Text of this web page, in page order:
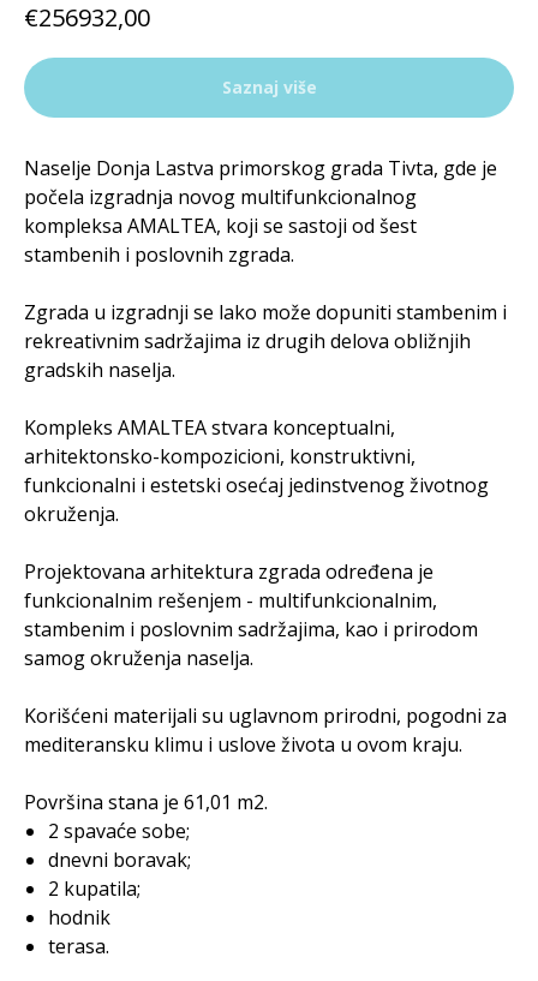
€256932,00
Saznaj više
Naselje Donja Lastva primorskog grada Tivta, gde je
počela izgradnja novog multifunkcionalnog
kompleksa AMALTEA, koji se sastoji od šest
stambenih i poslovnih zgrada.
Zgrada u izgradnji se lako može dopuniti stambenim i
rekreativnim sadržajima iz drugih delova obližnjih
gradskih naselja.
Kompleks AMALTEA stvara konceptualni,
arhitektonsko-kompozicioni, konstruktivni,
funkcionalni i estetski osećaj jedinstvenog životnog
okruženja.
Projektovana arhitektura zgrada određena je
funkcionalnim rešenjem - multifunkcionalnim,
stambenim i poslovnim sadržajima, kao i prirodom
samog okruženja naselja.
Korišćeni materijali su uglavnom prirodni, pogodni za
mediteransku klimu i uslove života u ovom kraju.
Površina stana je 61,01 m2.
2 spavaće sobe;
dnevni boravak;
2 kupatila;
hodnik
terasa.